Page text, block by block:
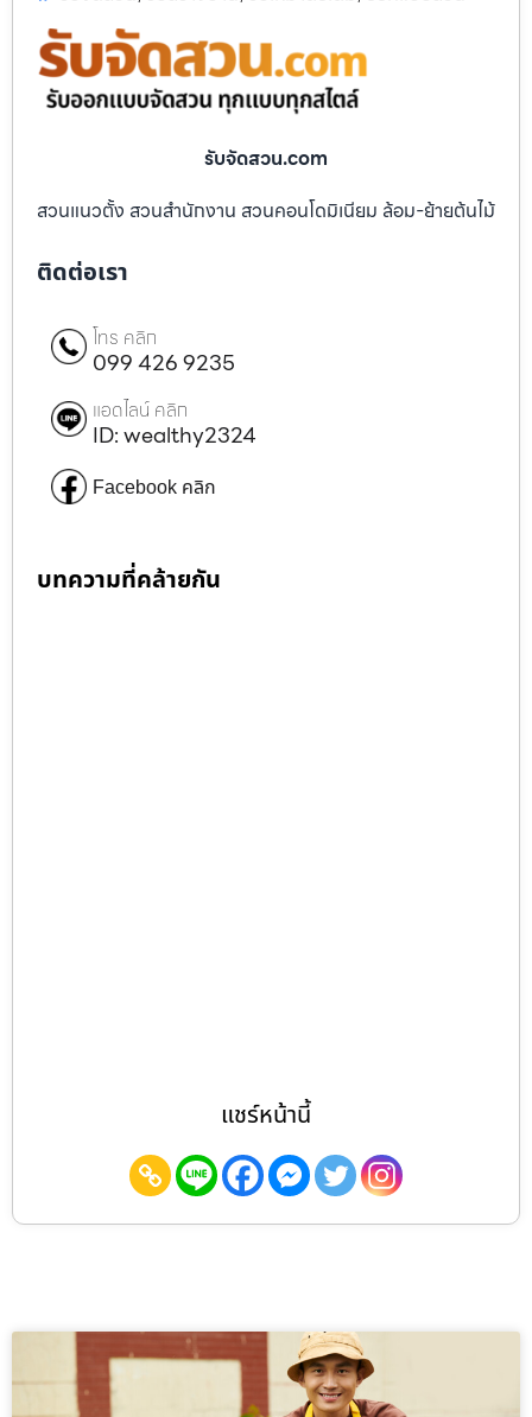
รับจัดสวน.com
สวนแนวตั้ง สวนสำนักงาน สวนคอนโดมิเนียม ล้อม-ย้ายต้นไม้
ติดต่อเรา
โทร คลิก
099 426 9235
แอดไลน์ คลิก
ID: wealthy2324
Facebook คลิก
บทความที่คล้ายกัน
แชร์หน้านี้